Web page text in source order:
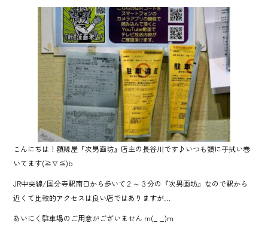
e
b
o
ok
こんにちは！額縁屋『次男画坊』店主の長谷川です♪いつも頭に手拭い巻
いてます(≧∇≦)b
JR中央線/国分寺駅南口から歩いて２～３分の『次男画坊』なので駅から
近くて比較的アクセスは良い店ではありますが…
あいにく駐車場のご用意がございません m(_ _)m